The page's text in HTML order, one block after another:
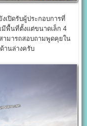
เปิดรับผู้ประกอบการที่
พื้นที่ตั้งแต่ขนาดเล็ก 4
ามารถสอบถามพูดคุยใน
านล่างครับ